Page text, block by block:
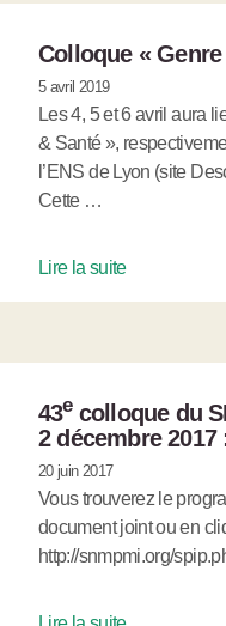
Colloque «
5 avril 2019
Les 4, 5 et 6 avril aura
& Santé »,
l’ENS de Lyon (site
Cette …
Lire la suite
43ecolloque du
2 décembre 2017
20 juin 2017
Vous trouverez le
document joint ou en
http://snmpmi.org/